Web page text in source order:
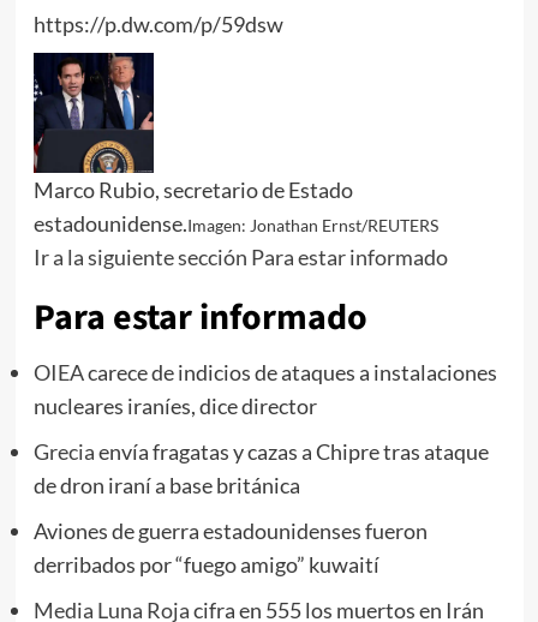
https://p.dw.com/p/59dsw
Marco Rubio, secretario de Estado
estadounidense.Imagen: Jonathan Ernst/REUTERS
Ir a la siguiente sección Para estar informado
Para estar informado
OIEAcarece de indicios de ataques a instalaciones
nucleares iraníes, dice director
Greciaenvía fragatas y cazas a Chipre tras ataque
de dron iraní a base británica
Aviones de guerra estadounidenses fueron
derribados por “fuego amigo” kuwaití
Media Luna Rojacifra en 555 los muertos en Irán